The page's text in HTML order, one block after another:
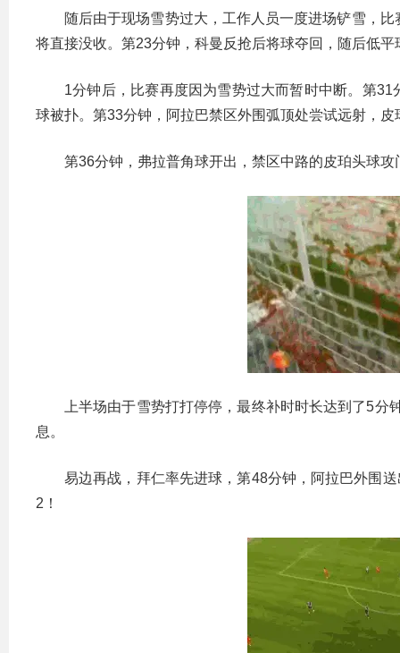
随后由于现场雪势过大，工作人员一度进场铲雪，
将直接没收。第23分钟，科曼反抢后将球夺回，随后低
1分钟后，比赛再度因为雪势过大而暂时中断。第
球被扑。第33分钟，阿拉巴禁区外围弧顶处尝试远射，皮
第36分钟，弗拉普角球开出，禁区中路的皮珀头球
上半场由于雪势打打停停，最终补时时长达到了5分
息。
易边再战，拜仁率先进球，第48分钟，阿拉巴外围
2！